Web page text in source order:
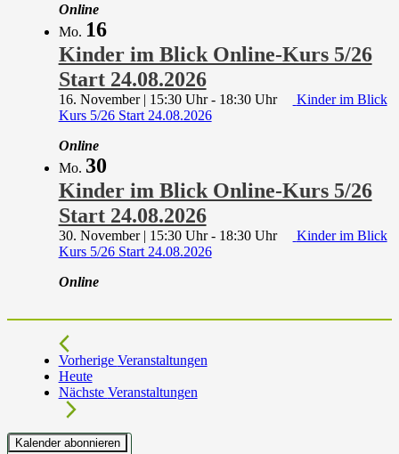
Online
Mo. 16
Kinder im Blick Online-Kurs 5/26
Start 24.08.2026
16. November | 15:30 Uhr- 18:30 Uhr
Kinder im Blick
Kurs 5/26 Start 24.08.2026
Online
Mo. 30
Kinder im Blick Online-Kurs 5/26
Start 24.08.2026
30. November | 15:30 Uhr- 18:30 Uhr
Kinder im Blick
Kurs 5/26 Start 24.08.2026
Online
Vorherige Veranstaltungen
Heute
Nächste Veranstaltungen
Kalender abonnieren